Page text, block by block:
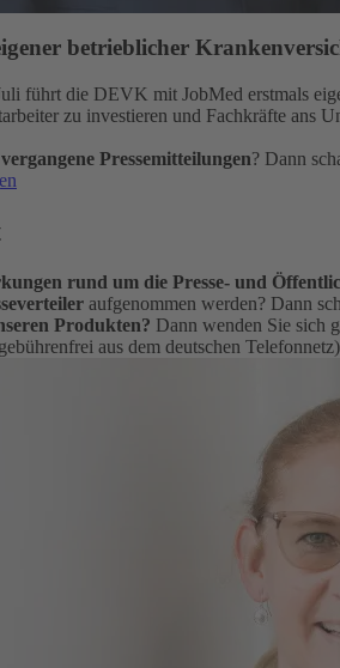
betrieblicher
führt die DEVK mit JobMed erstmals
zu investieren und Fachkräfte ans
vergangene Pressemitteilungen? Dann
rund um die Presse- und
aufgenommen werden? Dann
Produkten? Dann wenden Sie sich
aus dem deutschen